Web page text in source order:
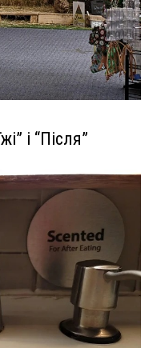
і “Після”